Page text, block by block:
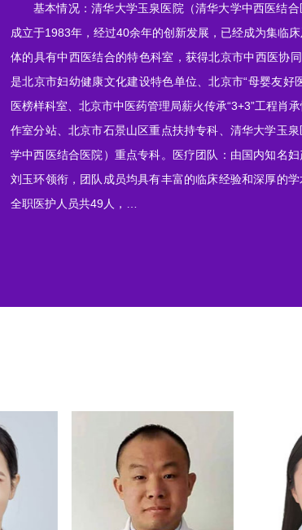
基本情况：清华大学玉泉医院（清华大学中西医结
成立于1983年，经过40余年的创新发展，已经成为集临
体的具有中西医结合的特色科室，获得北京市中西医协同
是北京市妇幼健康文化建设特色单位、北京市“母婴友好
医榜样科室、北京市中医药管理局薪火传承“3+3”工程肖
作室分站、北京市石景山区重点扶持专科、清华大学玉泉
学中西医结合医院）重点专科。医疗团队：由国内知名妇
刘玉环领衔，团队成员均具有丰富的临床经验和深厚的学
全职医护人员共49人，…